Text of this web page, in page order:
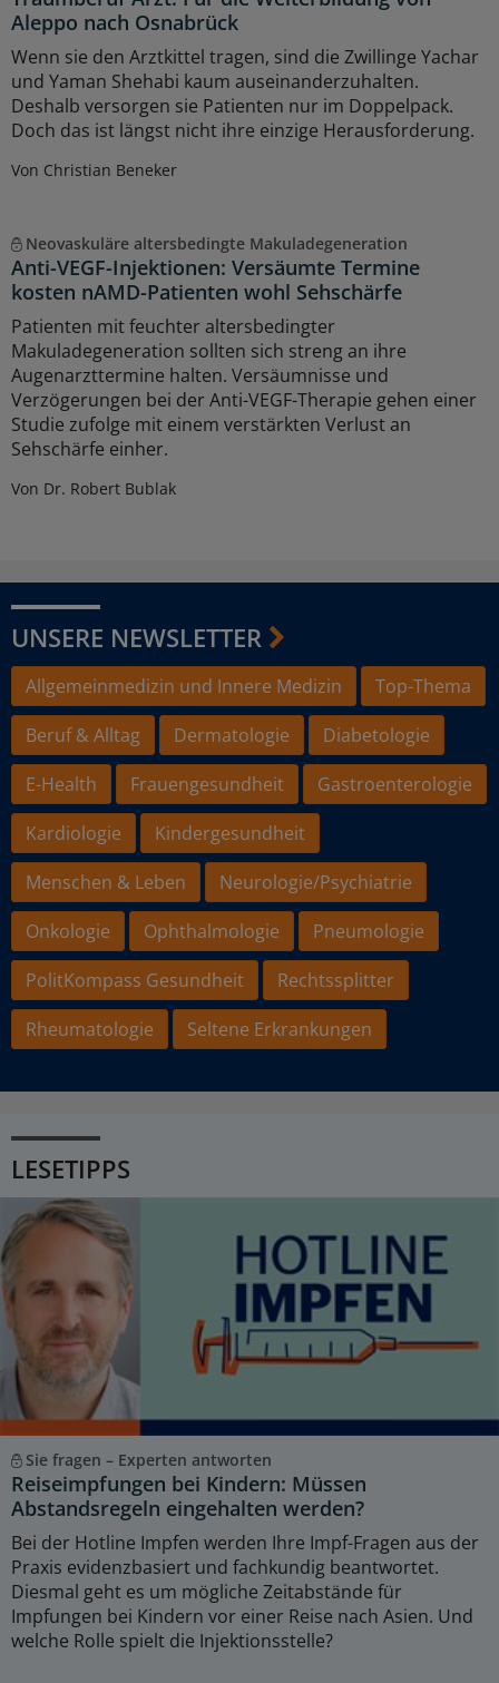
Aleppo nach Osnabrück
Wenn sie den Arztkittel tragen, sind die Zwillinge Yachar
und Yaman Shehabi kaum auseinanderzuhalten.
Deshalb versorgen sie Patienten nur im Doppelpack.
Doch das ist längst nicht ihre einzige Herausforderung.
Von Christian Beneker
Neovaskuläre altersbedingte Makuladegeneration
Anti-VEGF-Injektionen: Versäumte Termine
kosten nAMD-Patienten wohl Sehschärfe
Patienten mit feuchter altersbedingter
Makuladegeneration sollten sich streng an ihre
Augenarzttermine halten. Versäumnisse und
Verzögerungen bei der Anti-VEGF-Therapie gehen einer
Studie zufolge mit einem verstärkten Verlust an
Sehschärfe einher.
Von Dr. Robert Bublak
UNSERE NEWSLETTER
Allgemeinmedizin und Innere Medizin
Top-Thema
Beruf & Alltag
Dermatologie
Diabetologie
E-Health
Frauengesundheit
Gastroenterologie
Kardiologie
Kindergesundheit
Menschen & Leben
Neurologie/Psychiatrie
Onkologie
Ophthalmologie
Pneumologie
PolitKompass Gesundheit
Rechtssplitter
Rheumatologie
Seltene Erkrankungen
LESETIPPS
Sie fragen – Experten antworten
Reiseimpfungen bei Kindern: Müssen
Abstandsregeln eingehalten werden?
Bei der Hotline Impfen werden Ihre Impf-Fragen aus der
Praxis evidenzbasiert und fachkundig beantwortet.
Diesmal geht es um mögliche Zeitabstände für
Impfungen bei Kindern vor einer Reise nach Asien. Und
welche Rolle spielt die Injektionsstelle?